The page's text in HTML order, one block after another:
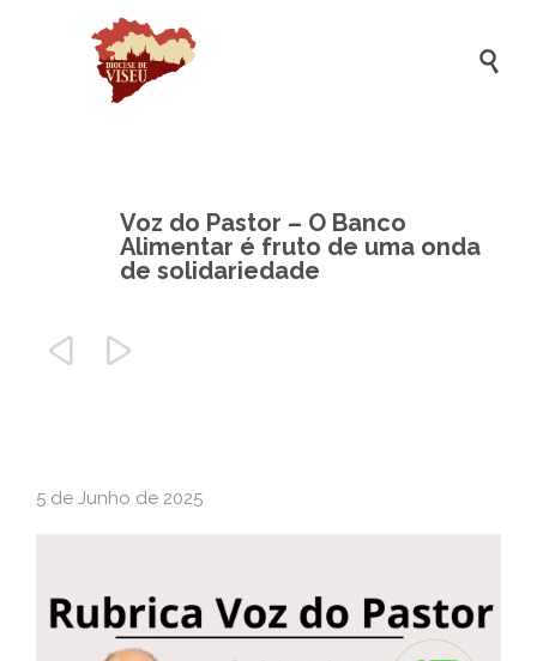

Voz do Pastor – O Banco
Alimentar é fruto de uma onda
de solidariedade
 
5 de Junho de 2025